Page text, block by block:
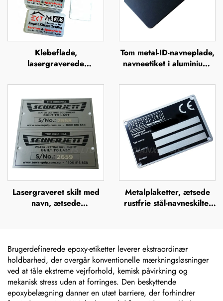
Klebeflade,
lasergraverede
mærkelabels
Tom metal-ID-navneplade,
navneetiket i aluminium,
navneplade i rustfrit stål,
mærkeskilt
Lasergraveret skilt med
navn, ætsede
Metalplaketter, ætsede
rustfrie stål-navneskilte,
Brugerdefinerede epoxy-etiketter leverer ekstraordinær
holdbarhed, der overgår konventionelle mærkningsløsninger
ved at tåle ekstreme vejrforhold, kemisk påvirkning og
mekanisk stress uden at forringes. Den beskyttende
epoxybelægning danner en utæt barriere, der forhindrer